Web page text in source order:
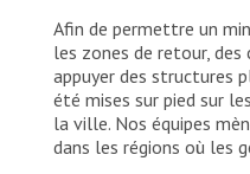
Afin de permettre un
les zones de retour,
appuyer des structures
été mises sur pied sur
la ville. Nos équipes
dans les régions où les